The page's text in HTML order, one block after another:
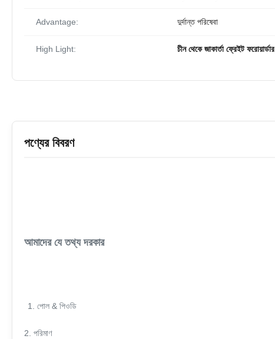
Advantage: দুর্দান্ত পরিষেবা
High Light: চীন থেকে জাকার্তা ফ্রেইট ফরোয়ার্ডার
পণ্যের বিবরণ
আমাদের যে তথ্য দরকার
1. পোল & পিওডি
2. পরিমাণ